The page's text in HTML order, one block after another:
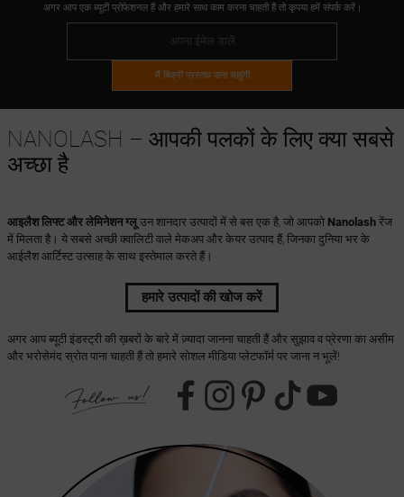
अगर आप एक ब्यूटी प्रोफेशनल हैं और हमारे साथ काम करना चाहती हैं तो कृपया हमें संपर्क करें।
मैं बिक्री प्रस्ताव पाना चाहूंगी
NANOLASH – आपकी पलकों के लिए क्या सबसे
अच्छा है
आइलैश लिफ्ट और लेमिनेशन ग्लूउन शानदार उत्पादों में से बस एक है, जो आपको Nanolashरेंज
में मिलता है। ये सबसे अच्छी क्वालिटी वाले मेकअप और केयर उत्पाद हैं, जिनका दुनिया भर के
आईलैश आर्टिस्ट उत्साह के साथ इस्तेमाल करते हैं।
हमारे उत्पादों की खोज करें
अगर आप ब्यूटी इंडस्ट्री की ख़बरों के बारे में ज़्यादा जानना चाहती हैं और सुझाव व प्रेरणा का असीम
और भरोसेमंद स्रोत पाना चाहती हैं तो हमारे सोशल मीडिया प्लेटफॉर्म पर जाना न भूलें!